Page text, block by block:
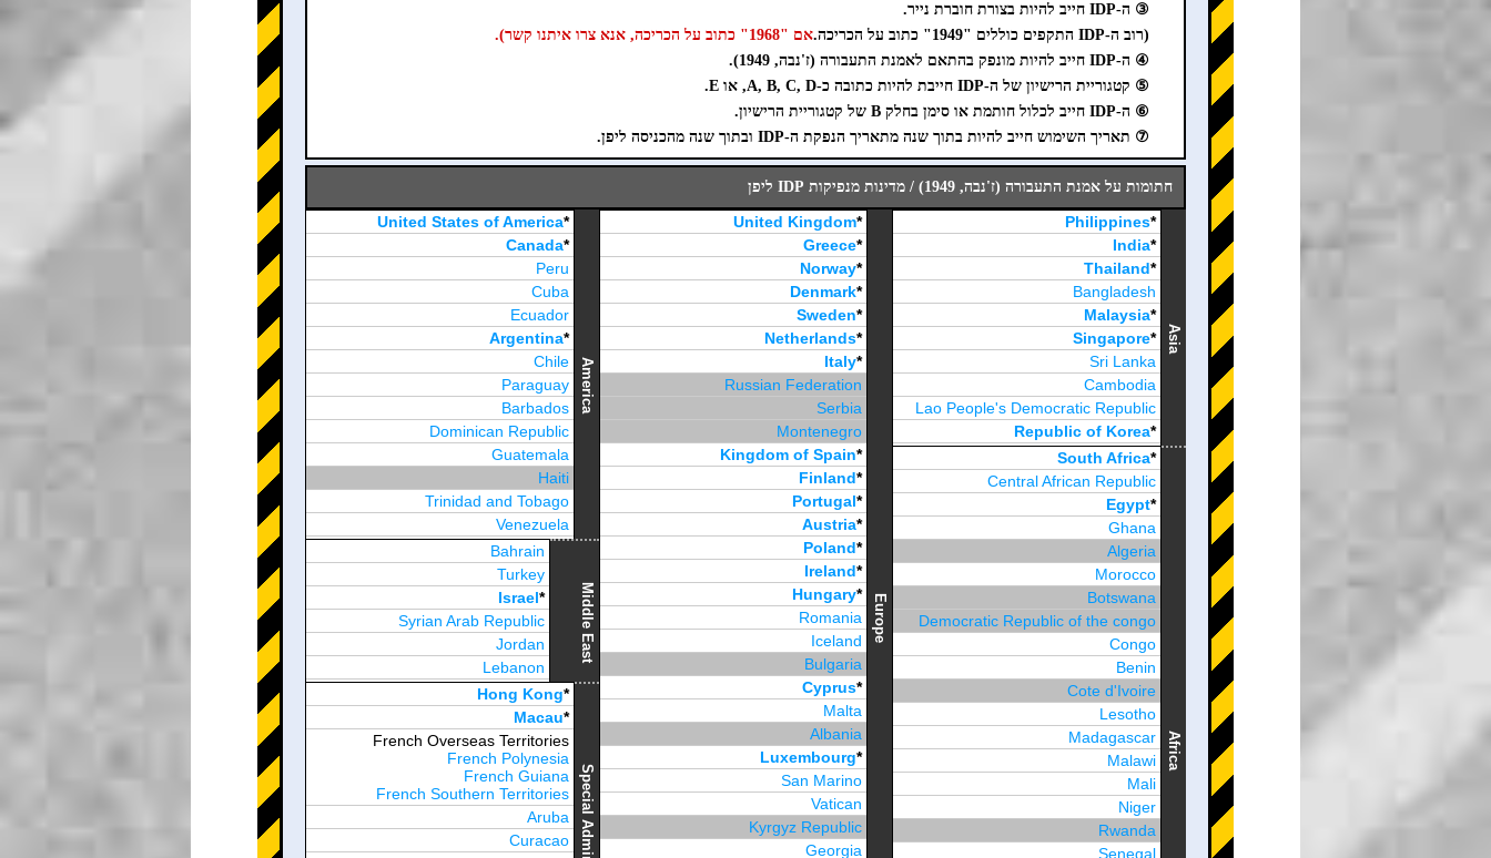
③ ה-IDP חייב להיות בצורת חוברת נייר.
(רוב ה-IDP התקפים כוללים "1949" כתוב על הכריכה.
אם "1968" כתוב על הכריכה, אנא צרו איתנו קשר).
④ ה-IDP חייב להיות מונפק בהתאם לאמנת התעבורה (ז'נבה, 1949).
⑤ קטגוריית הרישיון של ה-IDP חייבת להיות כתובה כ-A, B, C, D, או E.
⑥ ה-IDP חייב לכלול חותמת או סימן בחלק B של קטגוריית הרישיון.
⑦ תאריך השימוש חייב להיות בתוך שנה מתאריך הנפקת ה-IDP ובתוך שנה מהכניסה ליפן.
חתומות על אמנת התעבורה (ז'נבה, 1949) / מדינות מנפיקות IDP ליפן
Asia
*
Philippines
*
India
*
Thailand
Bangladesh
*
Malaysia
*
Singapore
Sri Lanka
Cambodia
Lao People's Democratic Republic
*
Republic of Korea
Brunei Darussalam
Africa
*
South Africa
Central African Republic
*
Egypt
Ghana
Algeria
Morocco
Botswana
Democratic Republic of the congo
Congo
Benin
Cote d'Ivoire
Lesotho
Madagascar
Malawi
Mali
Niger
Rwanda
Senegal
Europe
*
United Kingdom
*
Greece
*
Norway
*
Denmark
*
Sweden
*
Netherlands
*
Italy
Russian Federation
Serbia
Montenegro
*
Kingdom of Spain
*
Finland
*
Portugal
*
Austria
*
Poland
*
Ireland
*
Hungary
Romania
Iceland
Bulgaria
*
Cyprus
Malta
Albania
*
Luxembourg
San Marino
Vatican
Kyrgyz Republic
Georgia
America
*
United States of America
*
Canada
Peru
Cuba
Ecuador
*
Argentina
Chile
Paraguay
Barbados
Dominican Republic
Guatemala
Haiti
Trinidad and Tobago
Venezuela
Jamaica
Middle East
Bahrain
Turkey
*
Israel
Syrian Arab Republic
Jordan
Lebanon
*
United Arab Emirates *
Hong Kong
*
Macau
French Overseas Territories
French Polynesia
French Guiana
French Southern Territories
Aruba
Curacao